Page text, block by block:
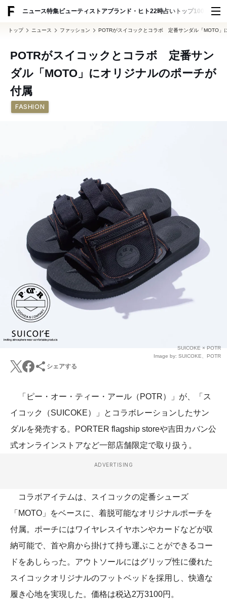
ニュース特集ビューティ ストアブランド・ヒト22時占い トップ100 スナッ
トップ ニュース ファッション POTRがスイコックとコラボ 定番サンダル「MOTO」
POTRがスイコックとコラボ 定番サン
ダル「MOTO」にオリジナルのポーチが
付属
FASHION
SUICOKE × POTR
Image by: SUICOKE、POTR
シェアする
「ピー・オー・ティー・アール（POTR）」が、「ス
イコック（SUICOKE）」とコラボレーションしたサン
ダルを発売する。PORTER flagship storeや吉田カバン公
式オンラインストアなど一部店舗限定で取り扱う。
ADVERTISING
コラボアイテムは、スイコックの定番シューズ
「MOTO」をベースに、着脱可能なオリジナルポーチを
付属。ポーチにはワイヤレスイヤホンやカードなどが収
納可能で、首や肩から掛けて持ち運ぶことができるコー
ドをあしらった。アウトソールにはグリップ性に優れた
スイコックオリジナルのフットベッドを採用し、快適な
履き心地を実現した。価格は税込2万3100円。